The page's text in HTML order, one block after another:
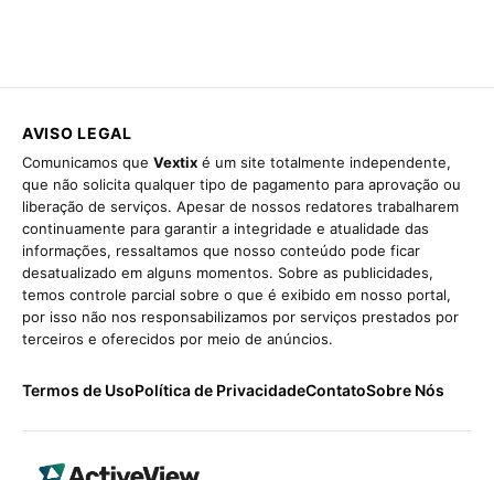
AVISO LEGAL
Comunicamos que Vextix é um site totalmente independente,
que não solicita qualquer tipo de pagamento para aprovação ou
liberação de serviços. Apesar de nossos redatores trabalharem
continuamente para garantir a integridade e atualidade das
informações, ressaltamos que nosso conteúdo pode ficar
desatualizado em alguns momentos. Sobre as publicidades,
temos controle parcial sobre o que é exibido em nosso portal,
por isso não nos responsabilizamos por serviços prestados por
terceiros e oferecidos por meio de anúncios.
Termos de UsoPolítica de PrivacidadeContatoSobre Nós